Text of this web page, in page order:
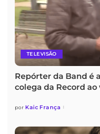
TELEVISÃO
Repórter da Band é
colega da Record ao
por Kaic França